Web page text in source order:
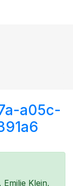
a05c-
Klein,